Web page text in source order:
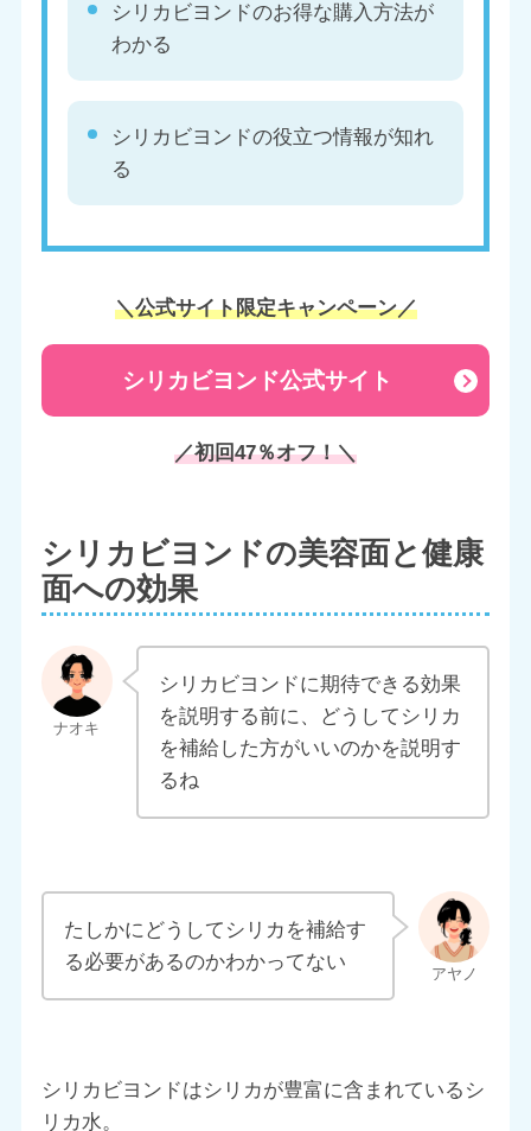
シリカビヨンドのお得な購入方法が
わかる
シリカビヨンドの役立つ情報が知れ
る
＼公式サイト限定キャンペーン／
シリカビヨンド公式サイト
／初回47％オフ！＼
シリカビヨンドの美容面と健康
面への効果
シリカビヨンドに期待できる効果
を説明する前に、どうしてシリカ
を補給した方がいいのかを説明す
るね
たしかにどうしてシリカを補給す
る必要があるのかわかってない
シリカビヨンドはシリカが豊富に含まれているシ
リカ水。